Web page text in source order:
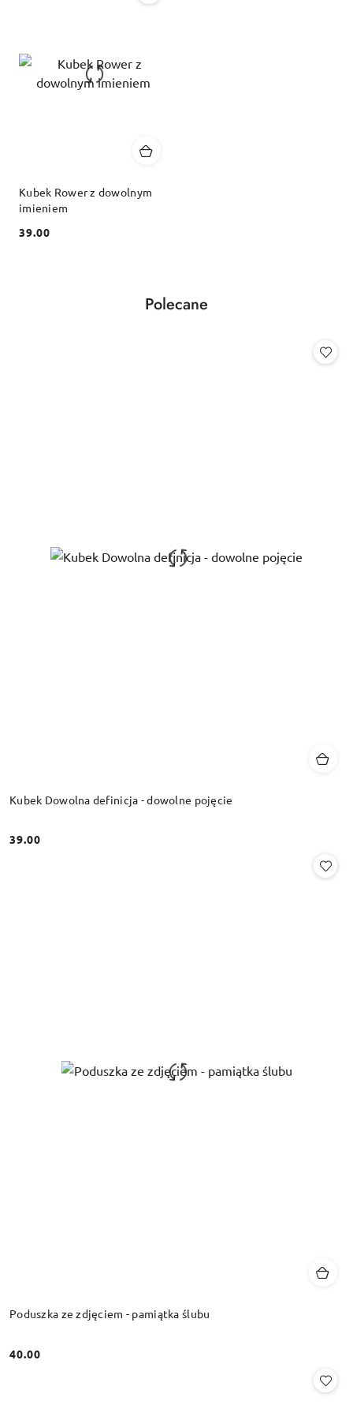
Kubek Rower z dowolnym
imieniem
Cena:
39.00
Pomiń karuzelę produktów
Produkty
Polecane
Kubek Dowolna definicja - dowolne pojęcie
Cena:
39.00
Poduszka ze zdjęciem - pamiątka ślubu
Cena:
40.00